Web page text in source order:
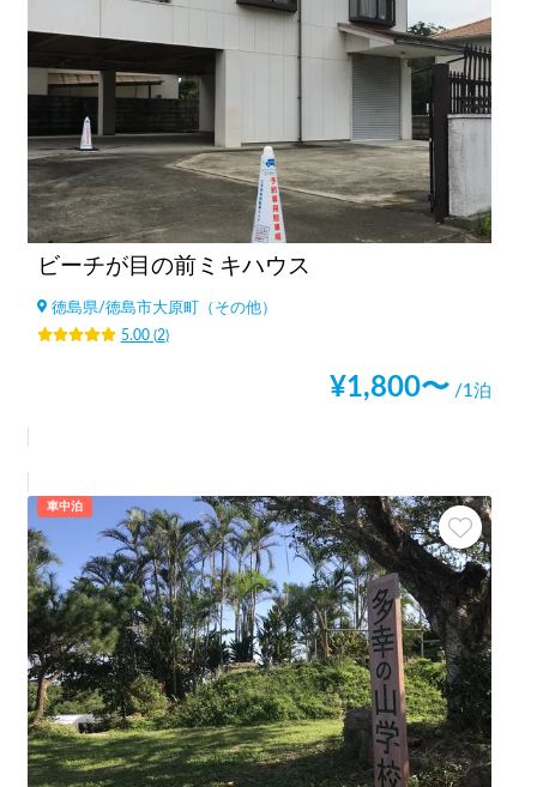
ビーチが目の前ミキハウス
徳島県/徳島市大原町（その他）
5.00(2)
¥1,800〜 /1泊
車中泊